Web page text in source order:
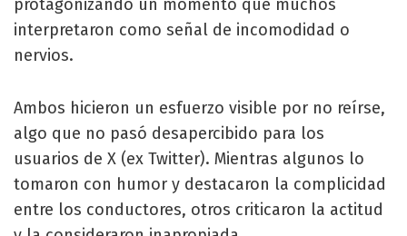
protagonizando un momento que muchos
interpretaron como señal de incomodidad o
nervios.
Ambos hicieron un esfuerzo visible por no reírse,
algo que no pasó desapercibido para los
usuarios de X (ex Twitter). Mientras algunos lo
tomaron con humor y destacaron la complicidad
entre los conductores, otros criticaron la actitud